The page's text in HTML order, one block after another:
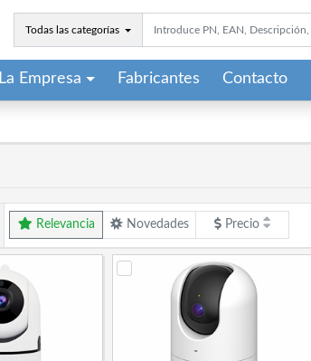
Todas las categorías
La Empresa Fabricantes Contacto
Relevancia Novedades Precio